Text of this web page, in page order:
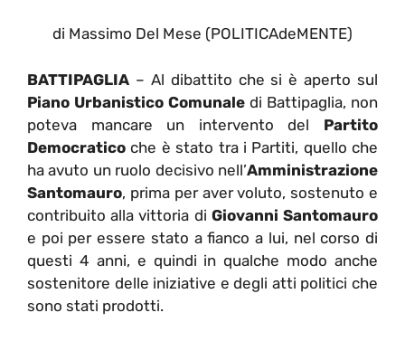
di Massimo Del Mese (POLITICAdeMENTE)
BATTIPAGLIA – Al dibattito che si è aperto sul
Piano Urbanistico Comunale di Battipaglia, non
poteva mancare un intervento del Partito
Democratico che è stato tra i Partiti, quello che
ha avuto un ruolo decisivo nell’Amministrazione
Santomauro, prima per aver voluto, sostenuto e
contribuito alla vittoria di Giovanni Santomauro
e poi per essere stato a fianco a lui, nel corso di
questi 4 anni, e quindi in qualche modo anche
sostenitore delle iniziative e degli atti politici che
sono stati prodotti.